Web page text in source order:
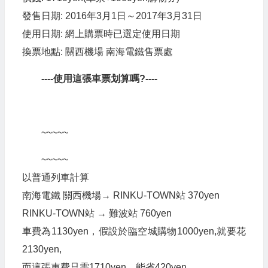
發售日期: 2016年3月1日～2017年3月31日
使用日期: 網上購票時已選定使用日期
換票地點: 關西機場 南海電鐵售票處
----使用這張車票划算嗎?----
~~~~~
~~~~~
以普通列車計算
南海電鐵 關西機場→ RINKU-TOWN站 370yen
RINKU-TOWN站 → 難波站 760yen
車費為1130yen，假設於臨空城購物1000yen,就要花
2130yen,